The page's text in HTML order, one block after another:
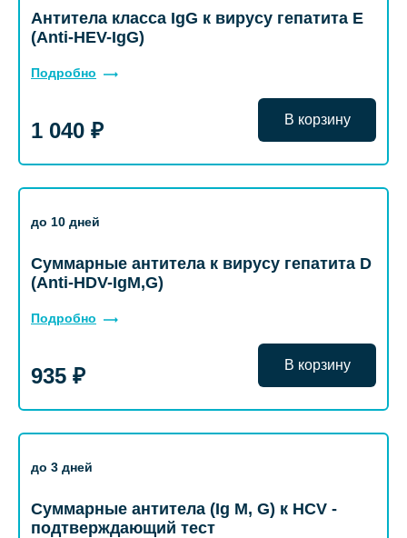
Антитела класса IgG к вирусу гепатита Е
(Anti-HEV-IgG)
Подробно
1 040 ₽ В корзину
до 10 дней
Суммарные антитела к вирусу гепатита D
(Anti-НDV-IgM,G)
Подробно
935 ₽ В корзину
до 3 дней
Суммарные антитела (Ig M, G) к НСV -
подтверждающий тест